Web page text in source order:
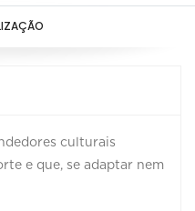
culturais
e que, se adaptar nem